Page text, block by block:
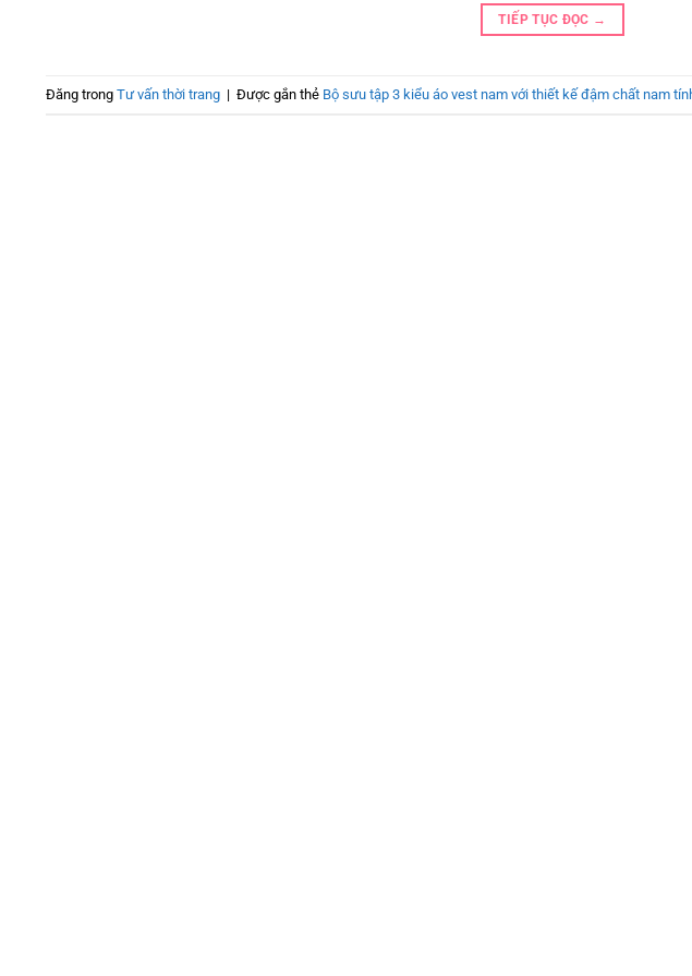
TIẾP TỤC ĐỌC →
Đăng trong Tư vấn thời trang | Được gắn thẻ Bộ sưu tập 3 kiểu áo vest nam với thiết kế đậm chất nam